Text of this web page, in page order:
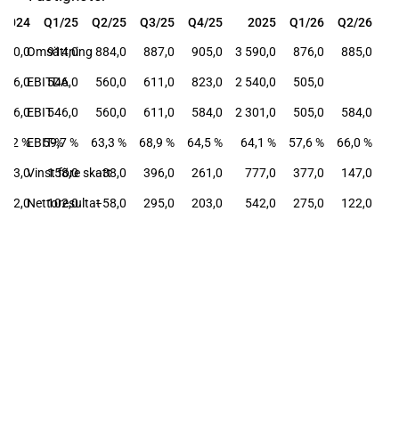
2024 Q1/25 Q2/25 Q3/25 Q4/25 2025 Q1/26 Q2/26
2024 Q1/25 Q2/25 Q3/25 Q4/25 2025 Q1/26 Q2/26
Omsättning
914,0 884,0 887,0 905,0 3 590,0 876,0 885,0
EBITDA
546,0 560,0 611,0 823,0 2 540,0 505,0
EBIT546,0 560,0 611,0 584,0 2 301,0 505,0 584,0
EBIT-%
% 59,7 % 63,3 % 68,9 % 64,5 % 64,1 % 57,6 % 66,0 %
Vinst före skatt
253,0 158,0 −38,0 396,0 261,0 777,0 377,0 147,0
Nettoresultat
112,0 102,0 −58,0 295,0 203,0 542,0 275,0 122,0